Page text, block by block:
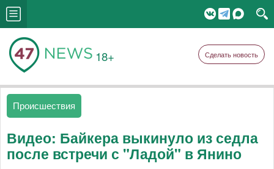
18+ Сделать новость
Происшествия
Видео: Байкера выкинуло из седла
после встречи с "Ладой" в Янино